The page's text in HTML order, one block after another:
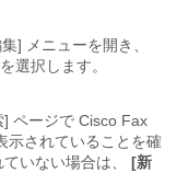
] メニューを開き、
を選択します。
ページで Cisco Fax
示されていることを確
いない場合は、 [新